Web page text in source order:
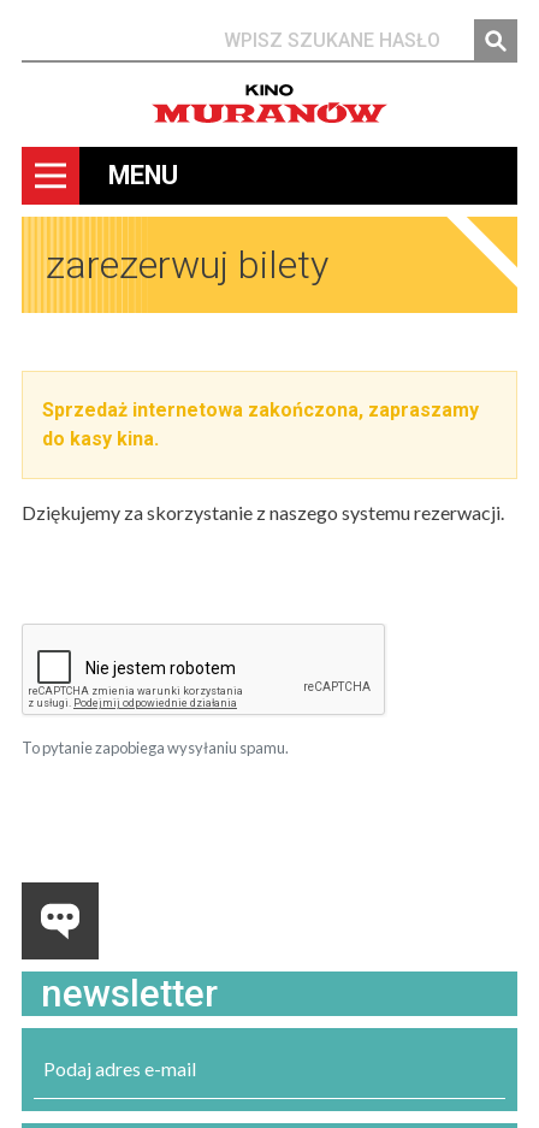
MENU
zarezerwuj bilety
Sprzedaż internetowa zakończona, zapraszamy
do kasy kina.
Dziękujemy za skorzystanie z naszego systemu rezerwacji.
To pytanie zapobiega wysyłaniu spamu.
newsletter